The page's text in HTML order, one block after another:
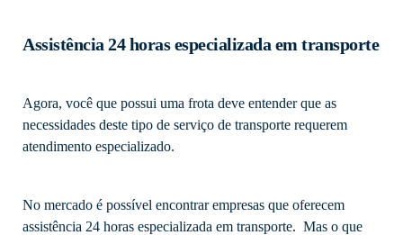
Assistência 24 horas especializada em transporte
Agora, você que possui uma frota deve entender que as
necessidades deste tipo de serviço de transporte requerem
atendimento especializado.
No mercado é possível encontrar empresas que oferecem
assistência 24 horas especializada em transporte. Mas o que